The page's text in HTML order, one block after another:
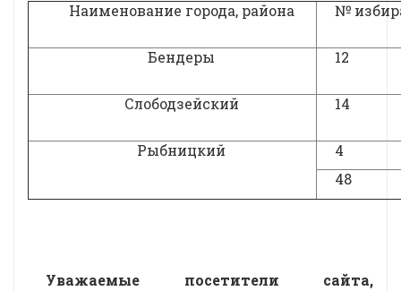
Наименование города, района
№
Бендеры 12
Слободзейский 14
Рыбницкий
4
48
Уважаемые посетители сайта,